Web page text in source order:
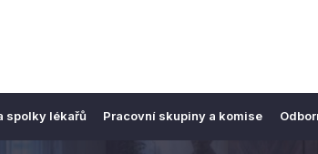
spolky lékařů Pracovní skupiny a komise